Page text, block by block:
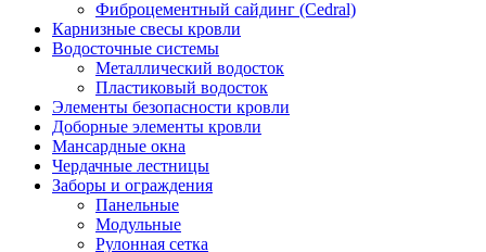
Фиброцементный сайдинг (Cedral)
Карнизные свесы кровли
Водосточные системы
Металлический водосток
Пластиковый водосток
Элементы безопасности кровли
Доборные элементы кровли
Мансардные окна
Чердачные лестницы
Заборы и ограждения
Панельные
Модульные
Рулонная сетка